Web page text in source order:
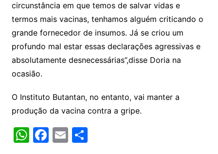
circunstância em que temos de salvar vidas e
termos mais vacinas, tenhamos alguém criticando o
grande fornecedor de insumos. Já se criou um
profundo mal estar essas declarações agressivas e
absolutamente desnecessárias”,disse Doria na
ocasião.
O Instituto Butantan, no entanto, vai manter a
produção da vacina contra a gripe.
W F E S